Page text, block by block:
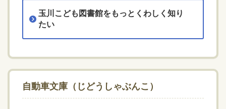
玉川こども図書館をもっとくわしく知り
たい
自動車文庫（じどうしゃぶんこ）